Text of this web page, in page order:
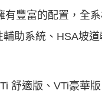
豐富的配置，全
輔助系統、HSA坡
舒適版、VTi豪華